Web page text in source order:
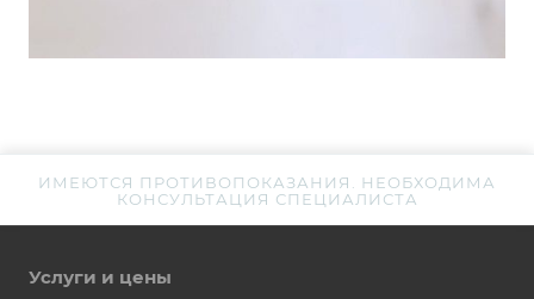
ИМЕЮТСЯ ПРОТИВОПОКАЗАНИЯ. НЕОБХОДИМА
КОНСУЛЬТАЦИЯ СПЕЦИАЛИСТА
Услуги и цены